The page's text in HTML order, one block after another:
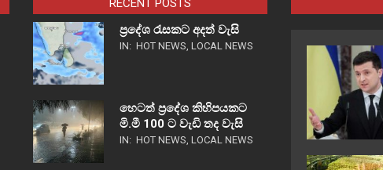
RECENT POSTS
ප්‍රදේශ රැසකට අදත් වැසි
IN: HOT NEWS, LOCAL NEWS
හෙටත් ප්‍රදේශ කිහිපයකට
මි.මී 100 ට වැඩි තද වැසි
IN: HOT NEWS, LOCAL NEWS